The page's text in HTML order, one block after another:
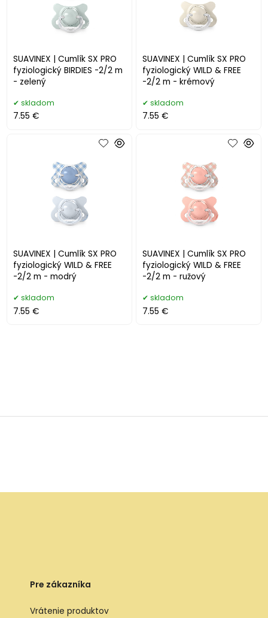
SUAVINEX | Cumlík SX PRO
fyziologický BIRDIES -2/2 m
- zelený
skladom
7.55 €
SUAVINEX | Cumlík SX PRO
fyziologický WILD & FREE
-2/2 m - krémový
skladom
7.55 €
SUAVINEX | Cumlík SX PRO
fyziologický WILD & FREE
-2/2 m - modrý
skladom
7.55 €
SUAVINEX | Cumlík SX PRO
fyziologický WILD & FREE
-2/2 m - ružový
skladom
7.55 €
Pre zákazníka
Vrátenie produktov